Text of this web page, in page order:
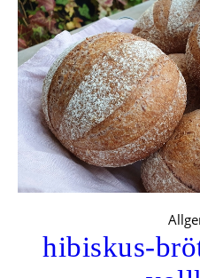
hibiskus-